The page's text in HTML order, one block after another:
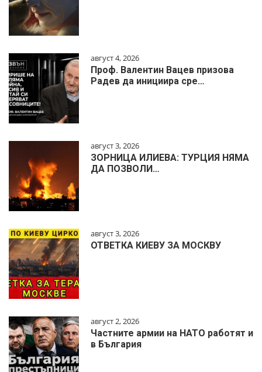
август 4, 2026
Проф. Валентин Вацев призова
Радев да инициира сре…
август 3, 2026
ЗОРНИЦА ИЛИЕВА: ТУРЦИЯ НЯМА
ДА ПОЗВОЛИ…
август 3, 2026
ОТВЕТКА КИЕВУ ЗА МОСКВУ
август 2, 2026
Частните армии на НАТО работят и
в България